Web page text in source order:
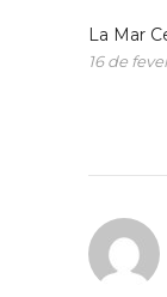
La Mar
16 de